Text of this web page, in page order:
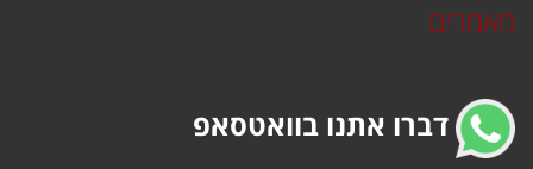
מאמרים
דברו אתנו בוואטסאפ